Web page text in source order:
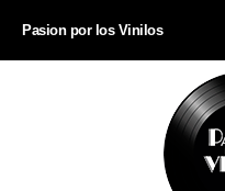
Pasion por los Vinilos